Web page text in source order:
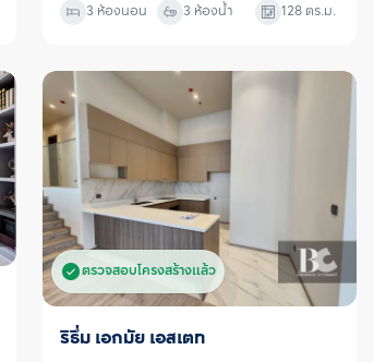
3 ห้องนอน 3 ห้องน้ำ 128 ตร.ม.
ตรวจสอบโครงสร้างแล้ว
ขาย
ริธึ่ม เอกมัย เอสเตท